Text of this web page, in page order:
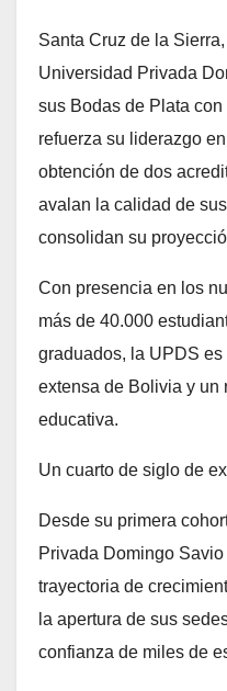
Santa Cruz de la
Universidad Privada
sus Bodas de Plata
refuerza su liderazgo
obtención de dos
avalan la calidad de
consolidan su
Con presencia en los
más de 40.000
graduados, la UPDS
extensa de Bolivia y un
educativa.
Un cuarto de siglo de
Desde su primera
Privada Domingo
trayectoria de
la apertura de sus
confianza de miles de